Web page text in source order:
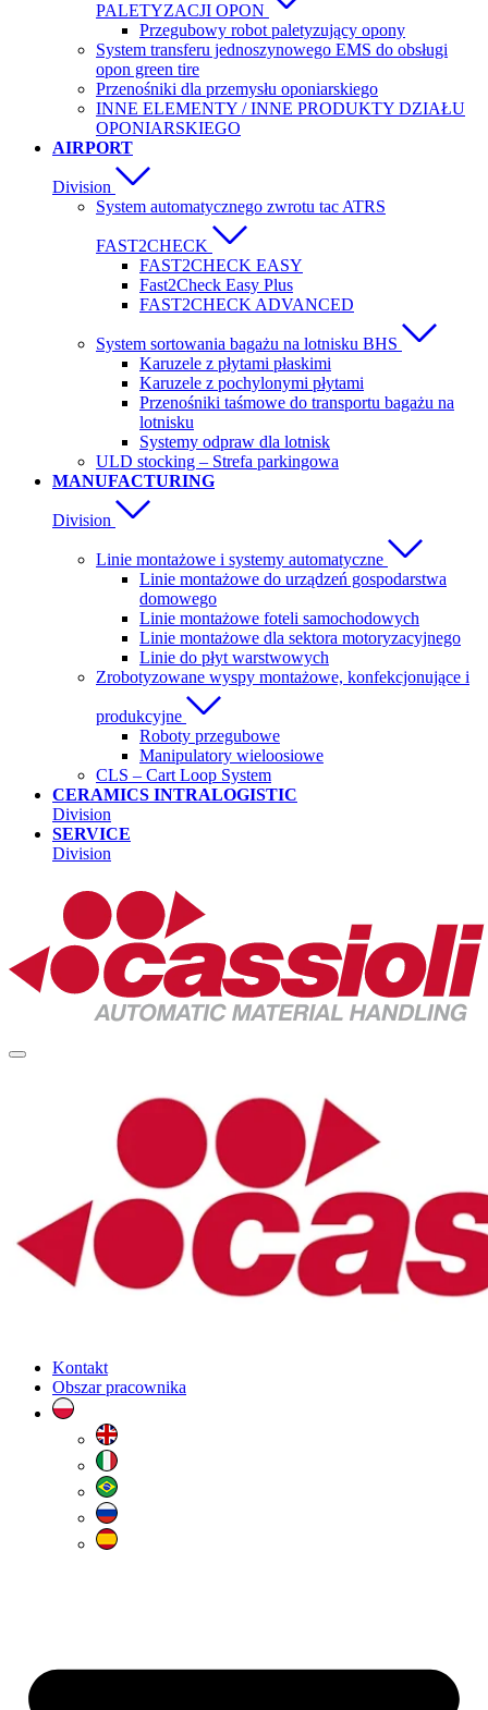
PALETYZACJI OPON
Przegubowy robot paletyzujący opony
System transferu jednoszynowego EMS do obsługi
opon green tire
Przenośniki dla przemysłu oponiarskiego
INNE ELEMENTY / INNE PRODUKTY DZIAŁU
OPONIARSKIEGO
AIRPORT
Division
System automatycznego zwrotu tac ATRS
FAST2CHECK
FAST2CHECK EASY
Fast2Check Easy Plus
FAST2CHECK ADVANCED
System sortowania bagażu na lotnisku BHS
Karuzele z płytami płaskimi
Karuzele z pochylonymi płytami
Przenośniki taśmowe do transportu bagażu na
lotnisku
Systemy odpraw dla lotnisk
ULD stocking – Strefa parkingowa
MANUFACTURING
Division
Linie montażowe i systemy automatyczne
Linie montażowe do urządzeń gospodarstwa
domowego
Linie montażowe foteli samochodowych
Linie montażowe dla sektora motoryzacyjnego
Linie do płyt warstwowych
Zrobotyzowane wyspy montażowe, konfekcjonujące i
produkcyjne
Roboty przegubowe
Manipulatory wieloosiowe
CLS – Cart Loop System
CERAMICS INTRALOGISTIC
Division
SERVICE
Division
Kontakt
Obszar pracownika